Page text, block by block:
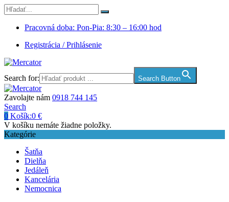
Pracovná doba: Pon-Pia: 8:30 – 16:00 hod
Registrácia / Prihlásenie
Search for: Search Button
Zavolajte nám 0918 744 145
Search
0 Košík:0 €
V košíku nemáte žiadne položky.
Kategórie
Šatňa
Dielňa
Jedáleň
Kancelária
Nemocnica